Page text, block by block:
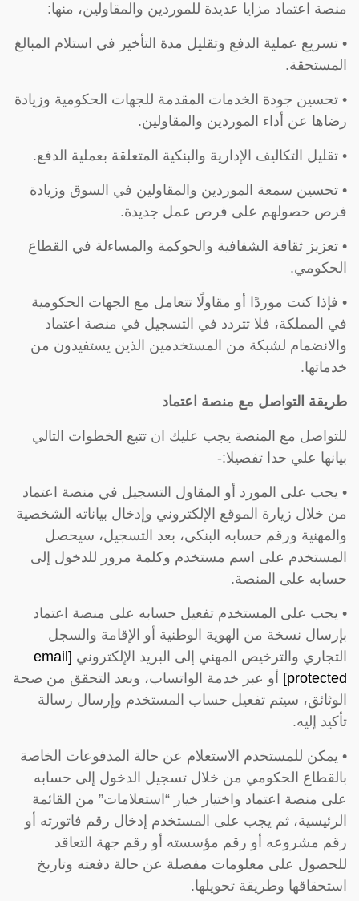
منصة اعتماد مزايا عديدة للموردين والمقاولين، منها:
• تسريع عملية الدفع وتقليل مدة التأخير في استلام المبالغ
المستحقة.
• تحسين جودة الخدمات المقدمة للجهات الحكومية وزيادة
رضاها عن أداء الموردين والمقاولين.
• تقليل التكاليف الإدارية والبنكية المتعلقة بعملية الدفع.
• تحسين سمعة الموردين والمقاولين في السوق وزيادة
فرص حصولهم على فرص عمل جديدة.
• تعزيز ثقافة الشفافية والحوكمة والمساءلة في القطاع
الحكومي.
• فإذا كنت موردًا أو مقاولًا تتعامل مع الجهات الحكومية
في المملكة، فلا تتردد في التسجيل في منصة اعتماد
والانضمام لشبكة من المستخدمين الذين يستفيدون من
خدماتها.
طريقة التواصل مع منصة اعتماد
للتواصل مع المنصة يجب عليك ان تتبع الخطوات التالي
بيانها علي حدا تفصيلا:-
• يجب على المورد أو المقاول التسجيل في منصة اعتماد
من خلال زيارة الموقع الإلكتروني وإدخال بياناته الشخصية
والمهنية ورقم حسابه البنكي، بعد التسجيل، سيحصل
المستخدم على اسم مستخدم وكلمة مرور للدخول إلى
حسابه على المنصة.
• يجب على المستخدم تفعيل حسابه على منصة اعتماد
بإرسال نسخة من الهوية الوطنية أو الإقامة والسجل
التجاري والترخيص المهني إلى البريد الإلكتروني
[email
protected]
أو عبر خدمة الواتساب، وبعد التحقق من صحة
الوثائق، سيتم تفعيل حساب المستخدم وإرسال رسالة
تأكيد إليه.
• يمكن للمستخدم الاستعلام عن حالة المدفوعات الخاصة
بالقطاع الحكومي من خلال تسجيل الدخول إلى حسابه
على منصة اعتماد واختيار خيار “استعلامات” من القائمة
الرئيسية، ثم يجب على المستخدم إدخال رقم فاتورته أو
رقم مشروعه أو رقم مؤسسته أو رقم جهة التعاقد
للحصول على معلومات مفصلة عن حالة دفعته وتاريخ
استحقاقها وطريقة تحويلها.